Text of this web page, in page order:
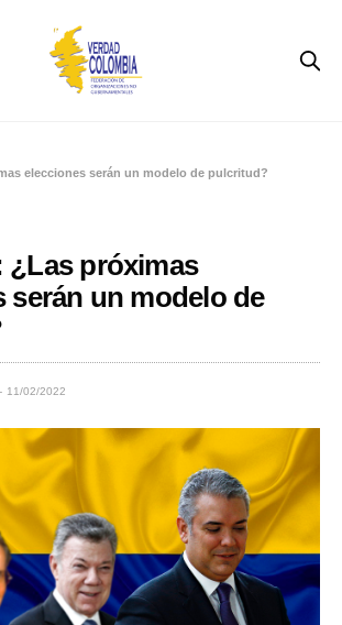
elecciones serán un modelo de pulcritud?
¿Las próximas
serán un modelo de
11/02/2022